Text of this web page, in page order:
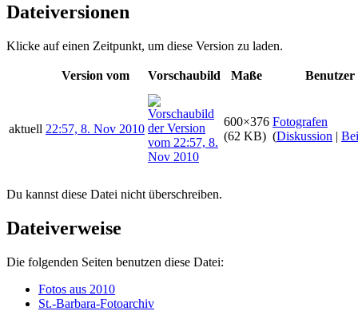
Dateiversionen
Klicke auf einen Zeitpunkt, um diese Version zu laden.
Version vom Vorschaubild Maße Benutzer
aktuell 22:57, 8. Nov 2010
600×376
(62 KB)
Fotografen
(Diskussion |
Du kannst diese Datei nicht überschreiben.
Dateiverweise
Die folgenden Seiten benutzen diese Datei:
Fotos aus 2010
St.-Barbara-Fotoarchiv